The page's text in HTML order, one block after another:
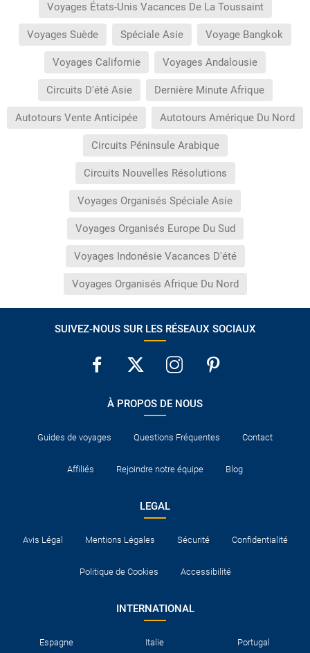
Voyages États-Unis Vacances De La Toussaint
Voyages Suède Spéciale Asie Voyage Bangkok
Voyages Californie Voyages Andalousie
Circuits D'été Asie Dernière Minute Afrique
Autotours Vente Anticipée Autotours Amérique Du Nord
Circuits Péninsule Arabique
Circuits Nouvelles Résolutions
Voyages Organisés Spéciale Asie
Voyages Organisés Europe Du Sud
Voyages Indonésie Vacances D'été
Voyages Organisés Afrique Du Nord
SUIVEZ-NOUS SUR LES RÉSEAUX SOCIAUX
À PROPOS DE NOUS
Guides de voyages Questions Fréquentes Contact
Affiliés Rejoindre notre équipe Blog
LEGAL
Avis Légal Mentions Légales Sécurité Confidentialité
Politique de Cookies Accessibilité
INTERNATIONAL
Espagne Italie Portugal